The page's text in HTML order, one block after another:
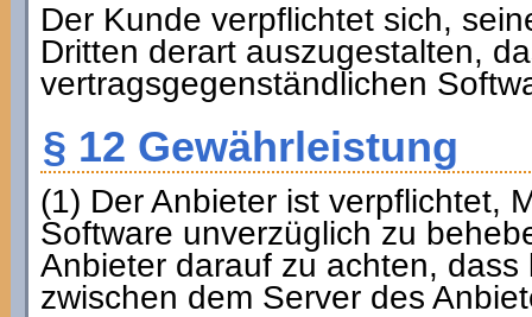
Der Kunde verpflichtet sich,
Dritten derart auszugestalten,
vertragsgegenständlichen
§ 12 Gewährleistung
(1) Der Anbieter ist verpflichtet,
Software unverzüglich zu
Anbieter darauf zu achten,
zwischen dem Server des